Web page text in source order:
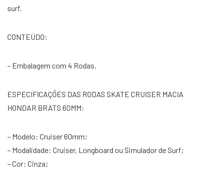
surf.
CONTEÚDO:
– Embalagem com 4 Rodas.
ESPECIFICAÇÕES DAS RODAS SKATE CRUISER MACIA
HONDAR BRATS 60MM:
– Modelo: Cruiser 60mm;
– Modalidade: Cruiser, Longboard ou Simulador de Surf;
– Cor: Cinza;